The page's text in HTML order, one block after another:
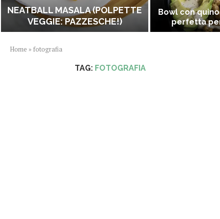
NEATBALL MASALA (POLPETTE
VEGGIE: PAZZESCHE!)
Bowl con
perfetta
Home » fotografia
TAG: FOTOGRAFIA